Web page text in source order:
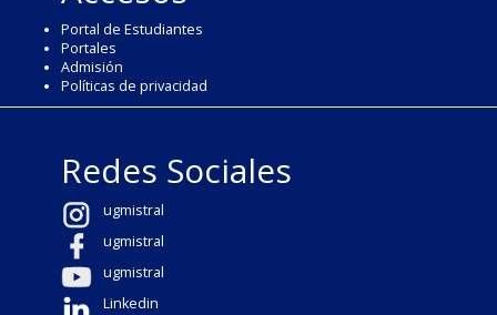
Portal de Estudiantes
Portales
Admisión
Políticas de privacidad
Redes Sociales
ugmistral
ugmistral
ugmistral
Linkedin